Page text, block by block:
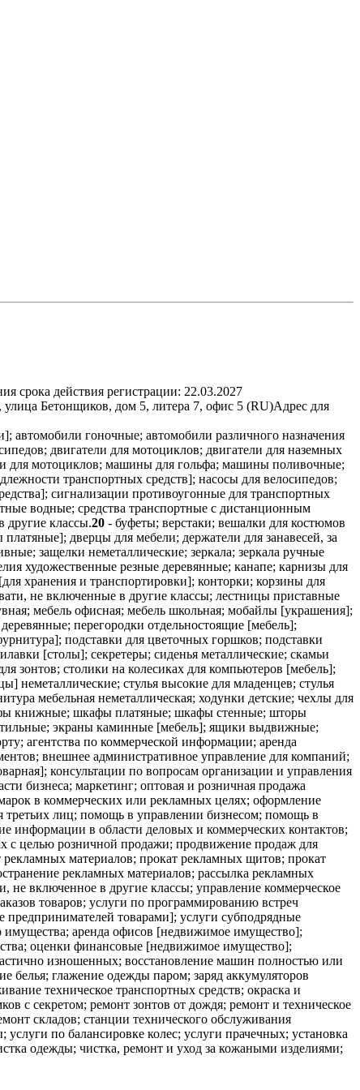
срока действия регистрации: 22.03.2027
улица Бетонщиков, дом 5, литера 7, офис 5 (RU)Адрес для
автомобили гоночные; автомобили различного назначения
двигатели для мотоциклов; двигатели для наземных
для мотоциклов; машины для гольфа; машины поливочные;
транспортных средств]; насосы для велосипедов;
сигнализации противоугонные для транспортных
водные; средства транспортные с дистанционным
другие классы.20 - буфеты; верстаки; вешалки для костюмов
дверцы для мебели; держатели для занавесей, за
защелки неметаллические; зеркала; зеркала ручные
художественные резные деревянные; канапе; карнизы для
хранения и транспортировки]; конторки; корзины для
не включенные в другие классы; лестницы приставные
мебель офисная; мебель школьная; мобайлы [украшения];
перегородки отдельностоящие [мебель];
подставки для цветочных горшков; подставки
[столы]; секретеры; сиденья металлические; скамьи
зонтов; столики на колесиках для компьютеров [мебель];
стулья высокие для младенцев; стулья
мебельная неметаллическая; ходунки детские; чехлы для
книжные; шкафы платяные; шкафы стенные; шторы
экраны каминные [мебель]; ящики выдвижные;
агентства по коммерческой информации; аренда
внешнее административное управление для компаний;
консультации по вопросам организации и управления
бизнеса; маркетинг; оптовая и розничная продажа
в коммерческих или рекламных целях; оформление
лиц; помощь в управлении бизнесом; помощь в
информации в области деловых и коммерческих контактов;
с целью розничной продажи; продвижение продаж для
материалов; прокат рекламных щитов; прокат
рекламных материалов; рассылка рекламных
не включенное в другие классы; управление коммерческое
товаров; услуги по программированию встреч
предпринимателей товарами]; услуги субподрядные
аренда офисов [недвижимое имущество];
оценки финансовые [недвижимое имущество];
изношенных; восстановление машин полностью или
белья; глажение одежды паром; заряд аккумуляторов
техническое транспортных средств; окраска и
с секретом; ремонт зонтов от дождя; ремонт и техническое
складов; станции технического обслуживания
по балансировке колес; услуги прачечных; установка
одежды; чистка, ремонт и уход за кожаными изделиями;